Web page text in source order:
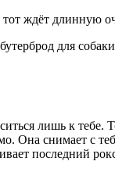
ждёт длинную
для
лишь к
Она снимает с
последний